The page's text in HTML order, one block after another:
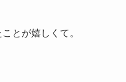
とが嬉しくて。